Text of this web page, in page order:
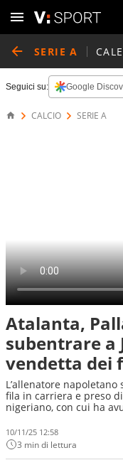
SERIE A
Seguici su: Google
CALCIO SERIE A
Atalanta,
subentrare a
vendetta dei
L’allenatore
fila in carriera e preso
nigeriano, con cui ha
10/11/25 12:58
3 min di lettura